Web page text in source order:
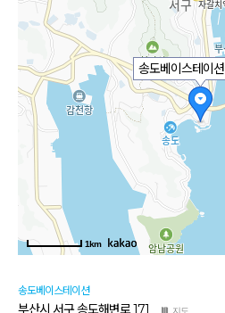
송도베이스테이션
1km
송도베이스테이션
부산시 서구 송도해변로 171 지도